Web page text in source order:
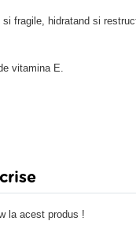
fragile, hidratand si
vitamina E.
la acest produs !